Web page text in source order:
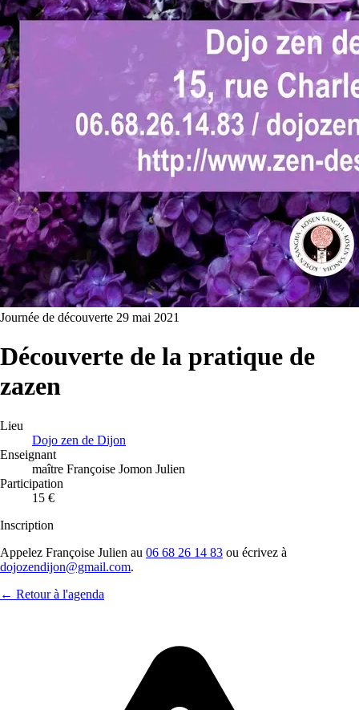
Journée de découverte 29 mai 2021
Découverte de la pratique de
zazen
Lieu
Dojo zen de Dijon
Enseignant
maître Françoise Jomon Julien
Participation
15 €
Inscription
Appelez Françoise Julien au 06 68 26 14 83 ou écrivez à
dojozendijon@gmail.com.
← Retour à l'agenda